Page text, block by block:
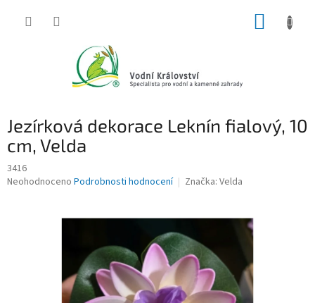
Jezírková dekorace Leknín fialový, 10
cm, Velda
3416
Průměrné
Neohodnoceno Podrobnosti hodnocení Značka: Velda